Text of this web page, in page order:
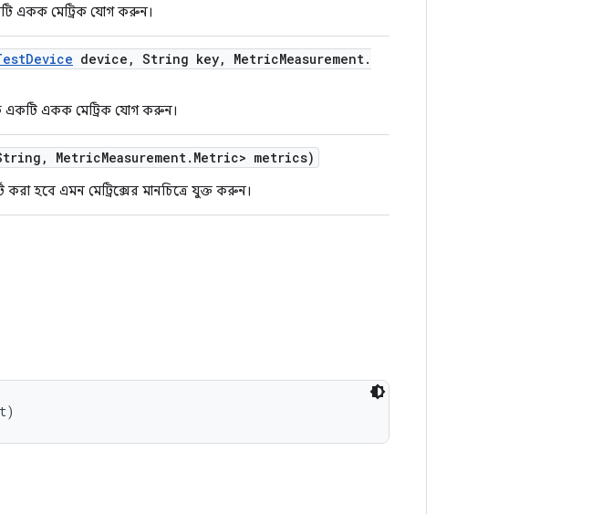
একক মেট্রিক যোগ করুন।
Device device , String key, MetricMeasurement.
একটি একক মেট্রিক যোগ করুন।
, MetricMeasurement. Metric> metrics)
করা হবে এমন মেট্রিক্সের মানচিত্রে যুক্ত করুন।